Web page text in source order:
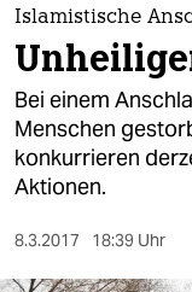
themen
politik
öko
gesellschaft
kultur
Islamistische
Bei einem
Menschen
konkurrieren
Aktionen.
8.3.2017 18:39 Uhr